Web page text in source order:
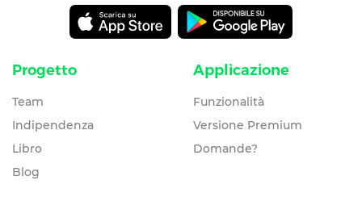
Progetto
Team
Indipendenza
Libro
Blog
Applicazione
Funzionalità
Versione Premium
Domande?